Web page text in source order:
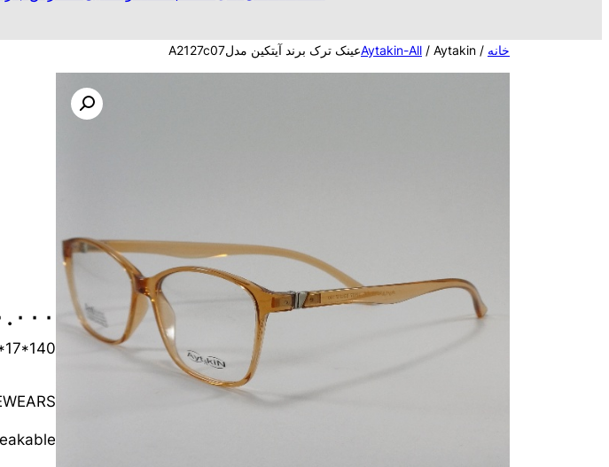
خانه /
Aytakin-All / Aytakinعینک ترک برند آیتکین مدلA2127c07